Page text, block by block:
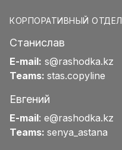
КОРПОРАТИВНЫЙ ОТДЕЛ
Станислав
E-mail: s@rashodka.kz
Teams: stas.copyline
Евгений
E-mail: e@rashodka.kz
Teams: senya_astana